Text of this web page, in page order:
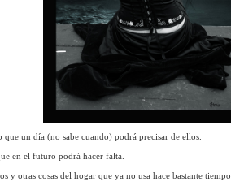
un día (no sabe cuando) podrá precisar de ellos.
en el futuro podrá hacer falta.
y otras cosas del hogar que ya no usa hace bastante tiempo.